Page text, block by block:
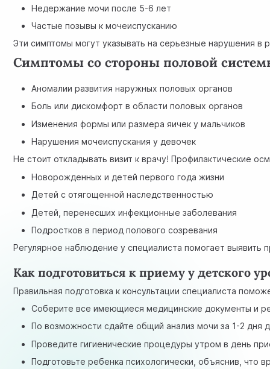
Недержание мочи после 5-6 лет
Частые позывы к мочеиспусканию
Эти симптомы могут указывать на серьезные нарушения
Симптомы со стороны половой
Аномалии развития наружных половых органов
Боль или дискомфорт в области половых органов
Изменения формы или размера яичек у мальчиков
Нарушения мочеиспускания у девочек
Не стоит откладывать визит к врачу! Профилактические
Новорожденных и детей первого года жизни
Детей с отягощенной наследственностью
Детей, перенесших инфекционные заболевания
Подростков в период полового созревания
Регулярное наблюдение у специалиста помогает выявить
Как подготовиться к приему у детского
Правильная подготовка к консультации специалиста
Соберите все имеющиеся медицинские документы и
По возможности сдайте общий анализ мочи за 1-2 дня
Проведите гигиенические процедуры утром в день
Подготовьте ребенка психологически, объяснив, что